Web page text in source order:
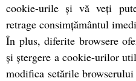
cookie-urile și vă veți
retrage consimțământul
În plus, diferite browsere
și ștergere a cookie-urilor
modifica setările